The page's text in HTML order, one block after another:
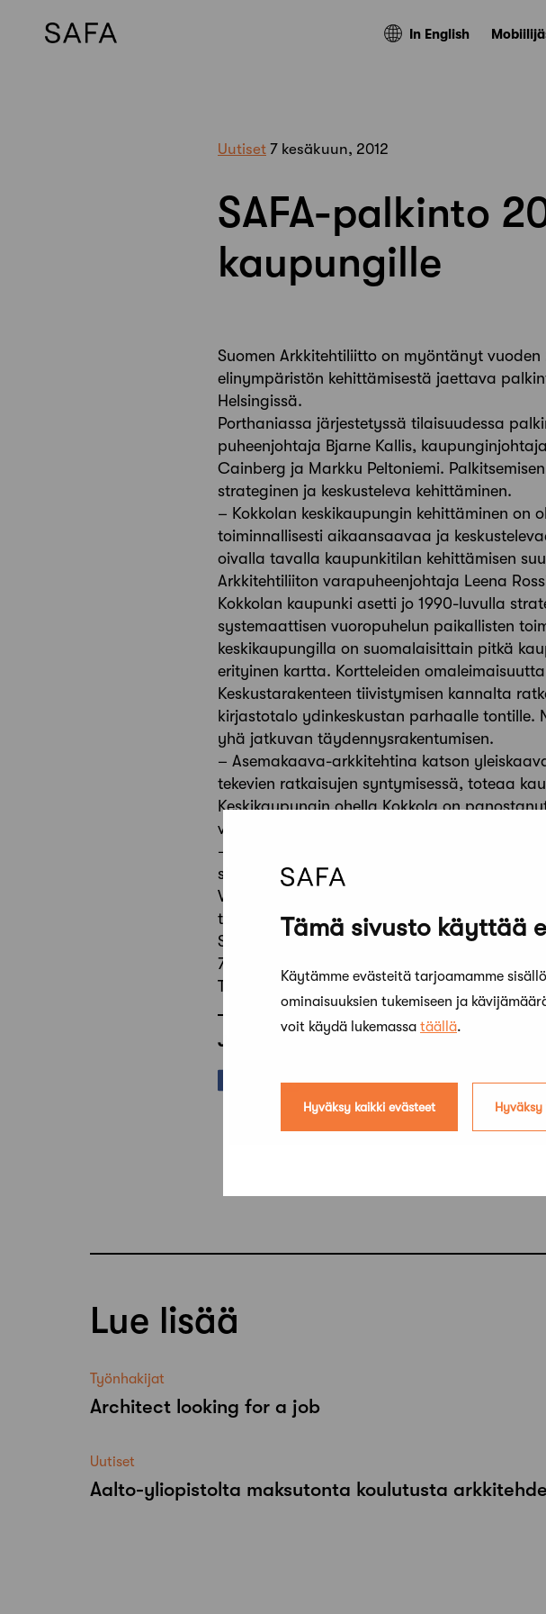
Tämä sivusto käyttää
Käytämme evästeitä tarjoamamme
ominaisuuksien tukemiseen ja
voit käydä lukemassa täällä.
Hyväksy kaikki evästeet
In English
Uutiset 7 kesäkuun, 2012
SAFA-palkinto
kaupungille
Suomen Arkkitehtiliitto on myöntänyt
elinympäristön kehittämisestä jaettava
Helsingissä.
Porthaniassa järjestetyssä tilaisuudessa
puheenjohtaja Bjarne Kallis,
Cainberg ja Markku Peltoniemi.
strateginen ja keskusteleva kehittäminen.
– Kokkolan keskikaupungin kehittäminen on
toiminnallisesti aikaansaavaa ja
oivalla tavalla kaupunkitilan kehittämisen
Arkkitehtiliiton varapuheenjohtaja Leena
Kokkolan kaupunki asetti jo 1990-luvulla
systemaattisen vuoropuhelun paikallisten
keskikaupungilla on suomalaisittain pitkä
erityinen kartta. Kortteleiden
Keskustarakenteen tiivistymisen kannalta
kirjastotalo ydinkeskustan parhaalle tontille.
yhä jatkuvan täydennysrakentumisen.
– Asemakaava-arkkitehtina katson
tekevien ratkaisujen syntymisessä, toteaa
Keskikaupungin ohella Kokkola on
viimeisimpänä esimerkkinä kuntaliitokseen
– Yleiskaavoitus on aina hyvin paikallista ja
siirtää yli kuntarajojen, Nissinen jatkaa.
Vuodesta 1974 lähtien jaettu SAFA -palkinto
tavalla edistänyt laadukkaan elinympäristön
SAFAn, Suomen Kuntaliiton ja
7.6.2012
Takaisin
Jaa artikkeli
Lue lisää
Työnhakijat
Architect looking for a job
Uutiset
Aalto-​yliopistolta maksutonta koulutusta